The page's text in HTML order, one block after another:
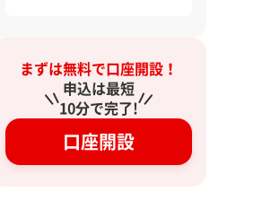
まずは無料で口座開設！
申込は最短
10分で完了!
口座開設